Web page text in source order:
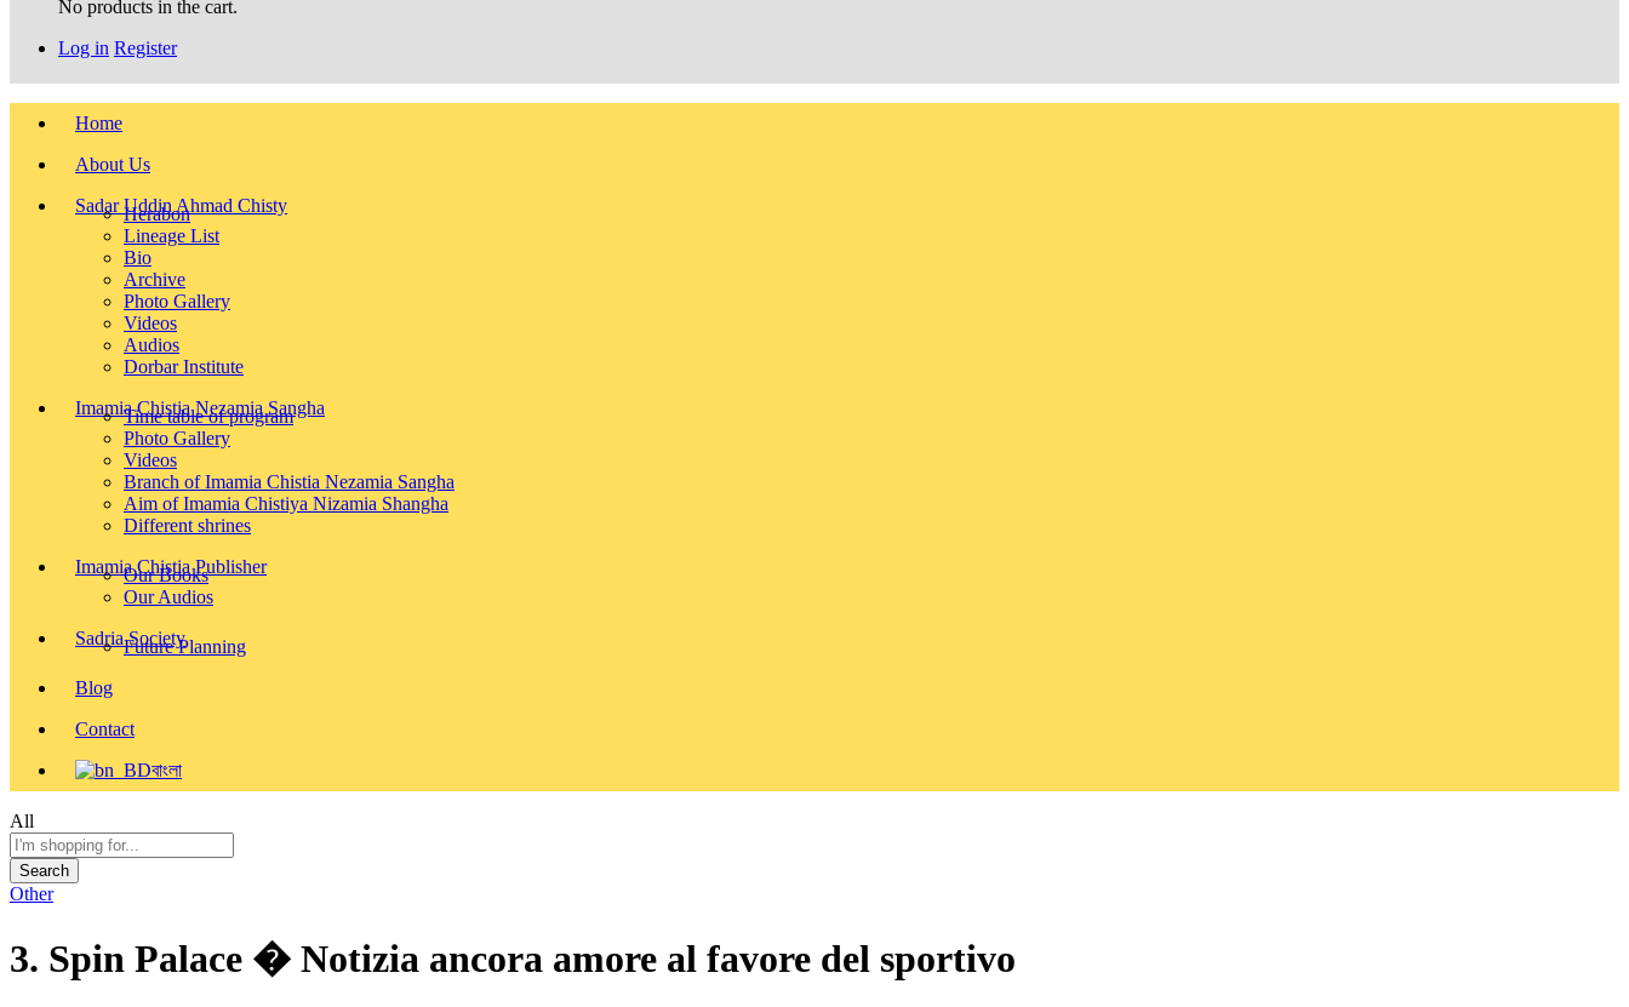
No products in the cart.
Log in Register
Home
About Us
Sadar Uddin Ahmad Chisty
Herabon
Lineage List
Bio
Archive
Photo Gallery
Videos
Audios
Dorbar Institute
Imamia Chistia Nezamia Sangha
Time table of program
Photo Gallery
Videos
Branch of Imamia Chistia Nezamia Sangha
Aim of Imamia Chistiya Nizamia Shangha
Different shrines
Imamia Chistia Publisher
Our Books
Our Audios
Sadria Society
Future Planning
Blog
Contact
বাংলা
All
Search
Other
3. Spin Palace � Notizia ancora amore al favore del sportivo